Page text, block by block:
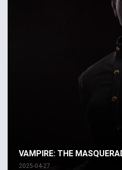
VAMPIRE: THE
2025-04-27